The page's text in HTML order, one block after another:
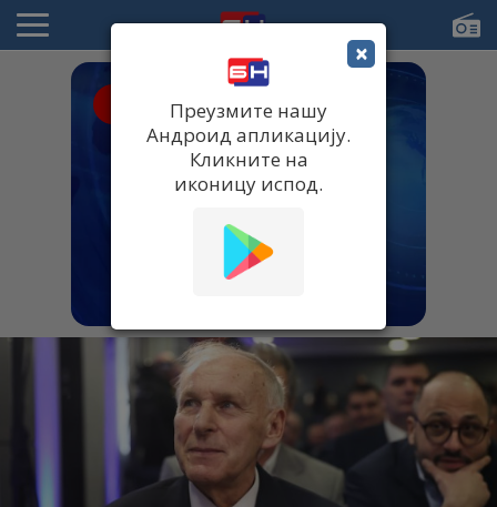
×
Преузмите нашу
Андроид апликацију.
Кликните на
иконицу испод.